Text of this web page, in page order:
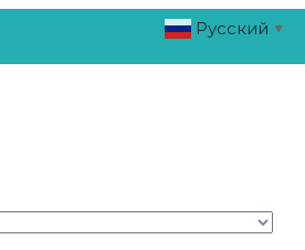
Русский ▼